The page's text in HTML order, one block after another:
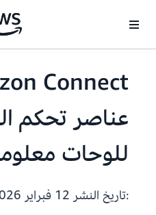
عناصر تحكم
للوحات
:تاريخ النشر